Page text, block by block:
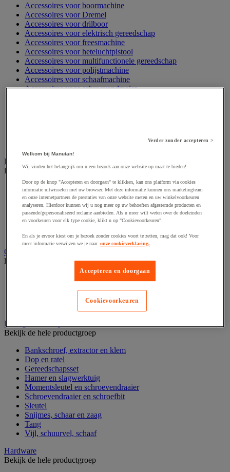
Accessoires voor boormachine
Accessoires voor Dremel
Accessoires voor drilboor
Accessoires voor elektrisch gereedschap
Accessoires voor freesmachine
Accessoires voor heteluchtpistool
Accessoires voor multifunctionele gereedschap
Accessoires voor polijstmachine
Accessoires voor schaafmachine
Accessoires voor schroevendraaier
Elektrische toebehoren en verlichting
Bekijk de hele productgroep
Accessoires voor elektrisch schakelpaneel
Batterij, oplader en kabel
Elektrische kabel
Elektrische uitrusting
Verlengsnoer, stekkerdoos en kapelhaspel
Wandcontactdoos en schakelaar
Gereedschap opbergen
Bekijk de hele productgroep
Gereedschapskoffer en versterkte kist
Handgereedschap
Bekijk de hele productgroep
Bankschroef, extractor en klem
Dop en ratel
Gereedschapsset
Hamer en slagwerktuig
Momentsleutel en schroevendraaier
Schroevendraaier en schroefbit
Sleutel
Snijmes, schaar en zaag
Tang
Vijl, schuurvel, schaaf
Hardware
Bekijk de hele productgroep
Verder zonder accepteren >
Welkom bij Manutan!
Wij vinden het belangrijk om u een bezoek aan onze website op maat te bieden!
Door op de knop "Accepteren en doorgaan" te klikken, kan ons platform via cookies
informatie uitwisselen met uw browser. Met deze informatie kunnen ons marketingteam
en onze internetpartners de prestaties van onze website meten en uw winkelvoorkeuren
analyseren. Hierdoor kunnen wij u nog meer op uw behoeften afgestemde producten en
passende/gepersonaliseerd reclame aanbieden. Als u meer wilt weten over de doeleinden
en voorkeuren voor elk type cookie, klikt u op "Cookievoorkeuren".
En als je ervoor kiest om je bezoek zonder cookies voort te zetten, mag dat ook! Voor
meer informatie verwijzen we je naar onze cookieverklaring.
Accepteren en doorgaan
Cookievoorkeuren